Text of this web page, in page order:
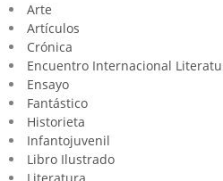
Arte
Artículos
Crónica
Encuentro Internacional
Ensayo
Fantástico
Historieta
Infantojuvenil
Libro Ilustrado